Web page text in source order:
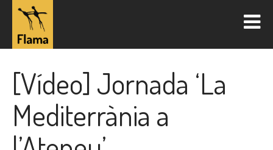
[Vídeo] Jornada ‘La
Mediterrània a